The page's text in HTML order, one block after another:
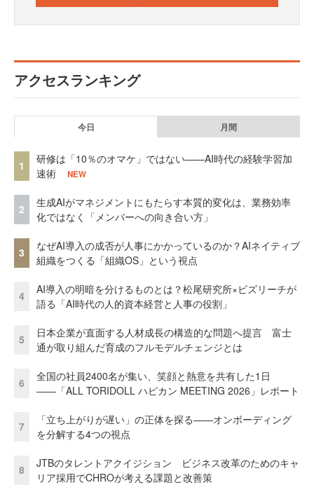
アクセスランキング
今日 月間
1
研修は「10％のオマケ」ではない——AI時代の経験学習加
速術
NEW
2
生成AIがマネジメントにもたらす本質的変化は、業務効率
化ではなく「メンバーへの向き合い方」
3
なぜAI導入の成否が人事にかかっているのか？AIネイティブ
組織をつくる「組織OS」という視点
4
AI導入の明暗を分けるものとは？松尾研究所×ビズリーチが
語る「AI時代の人的資本経営と人事の役割」
5
日本企業が直面する人材成長の構造的な問題へ提言 富士
通が取り組んだ育成のフルモデルチェンジとは
6
全国の社員2400名が集い、笑顔と熱意を共有した1日
――「ALL TORIDOLL ハピカン MEETING 2026」レポート
7
「立ち上がりが遅い」の正体を探る——オンボーディング
を分解する4つの視点
8
JTBのタレントアクイジション ビジネス改革のためのキャ
リア採用でCHROが考える課題と改善策